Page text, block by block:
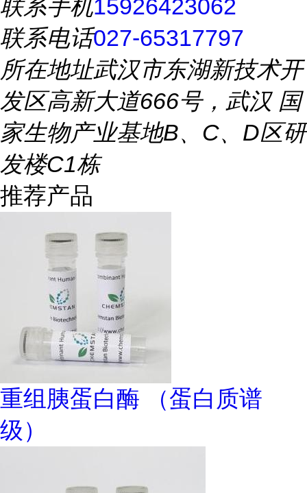
联系手机15926423062
联系电话027-65317797
所在地址武汉市东湖新技术开
发区高新大道666号，武汉 国
家生物产业基地B、C、D区研
发楼C1栋
推荐产品
重组胰蛋白酶 （蛋白质谱
级）